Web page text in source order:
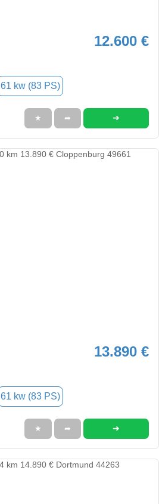
12.600 €
61 kw (83 PS)
★ ➦ ➜
13.890 €
61 kw (83 PS)
★ ➦ ➜